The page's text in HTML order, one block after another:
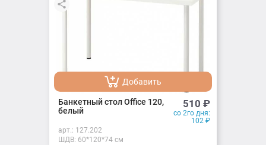
Добавить
Добавлено
Банкетный стол Office 120,
белый
510 ₽
со 2го дня:
102 ₽
арт.: 127.202
ШДВ: 60*120*74 см